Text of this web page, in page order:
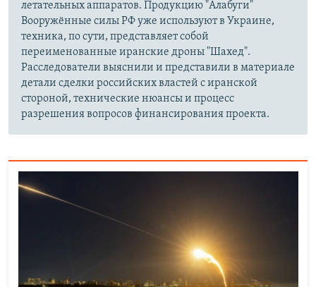
летательных аппаратов. Продукцию "Алабуги"
Вооружённые силы РФ уже используют в Украине,
техника, по сути, представляет собой
переименованные иранские дроны "Шахед".
Расследователи выяснили и представили в материале
детали сделки российских властей с иранской
стороной, технические нюансы и процесс
разрешения вопросов финансирования проекта.